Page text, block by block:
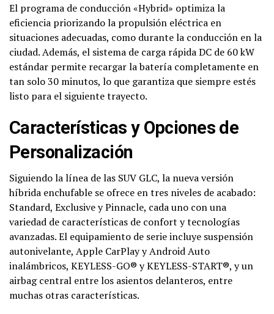
El programa de conducción «Hybrid» optimiza la
eficiencia priorizando la propulsión eléctrica en
situaciones adecuadas, como durante la conducción en la
ciudad. Además, el sistema de carga rápida DC de 60 kW
estándar permite recargar la batería completamente en
tan solo 30 minutos, lo que garantiza que siempre estés
listo para el siguiente trayecto.
Características y Opciones de
Personalización
Siguiendo la línea de las SUV GLC, la nueva versión
híbrida enchufable se ofrece en tres niveles de acabado:
Standard, Exclusive y Pinnacle, cada uno con una
variedad de características de confort y tecnologías
avanzadas. El equipamiento de serie incluye suspensión
autonivelante, Apple CarPlay y Android Auto
inalámbricos, KEYLESS-GO® y KEYLESS-START®, y un
airbag central entre los asientos delanteros, entre
muchas otras características.